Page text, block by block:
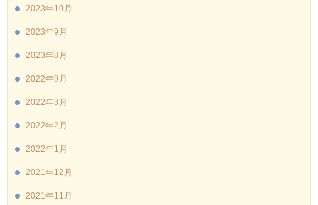
2023年10月
2023年9月
2023年8月
2022年9月
2022年3月
2022年2月
2022年1月
2021年12月
2021年11月